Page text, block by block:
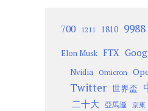
700 1211 1810 9988
Elon Musk FTX
Nvidia Omicron
Twitter 世界盃
二十大 亞馬遜 京東